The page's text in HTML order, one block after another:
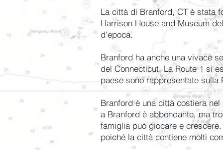
La città di Branford, CT è stata
Harrison House and Museum
d'epoca.
Branford ha anche una vivace
del Connecticut. La Route 1 si
paese sono rappresentate
Branford è una città costiera
a Branford è abbondante, ma
famiglia può giocare e
poiché la città contiene molti